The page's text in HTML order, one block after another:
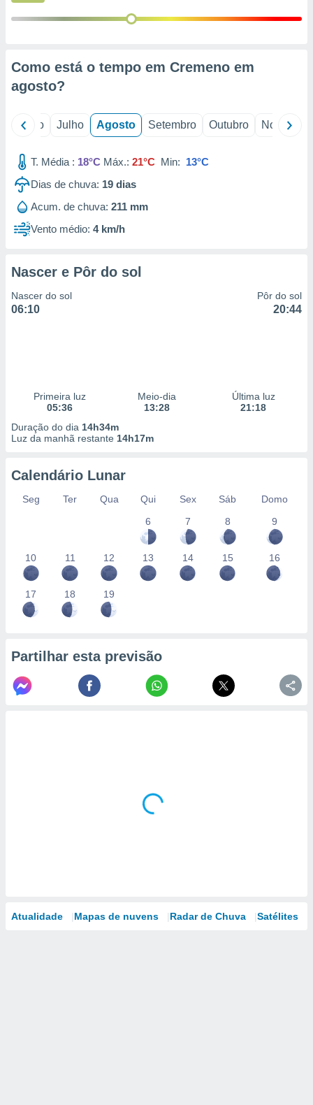
através
estudos
de
Como está o tempo em Cremeno em
agosto?
Junho Julho Agosto Setembro Outubro Novembro
T. Média : 18°C Máx.: 21°C Min: 13°C
Dias de chuva: 19 dias
Acum. de chuva: 211 mm
Vento médio: 4 km/h
Nascer e Pôr do sol
Nascer do sol
06:10
Pôr do sol
20:44
Primeira luz
05:36
Meio-dia
13:28
Última luz
21:18
Duração do dia 14h34m
Luz da manhã restante 14h17m
Calendário Lunar
Seg Ter Qua Qui Sex Sáb
Domo
6
7 8 9
10 11 12 13 14 15 16
17 18 19
Partilhar esta previsão
Atualidade Mapas de nuvens Radar de Chuva Satélites